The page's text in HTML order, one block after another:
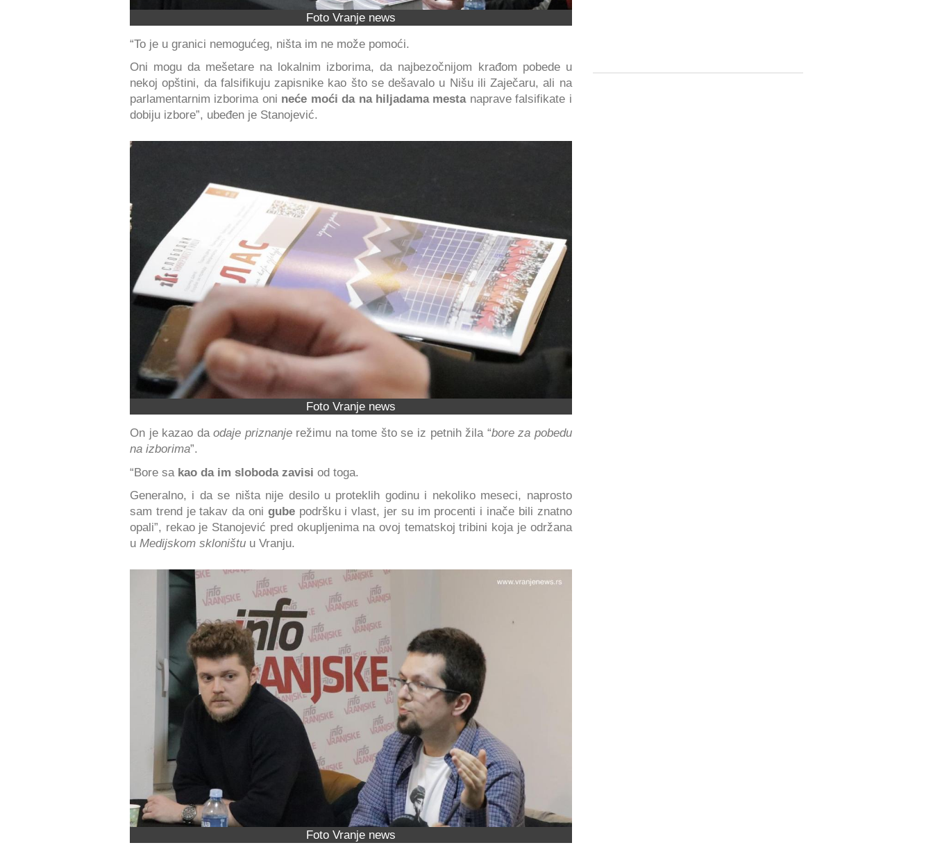
Foto Vranje news
“To je u granici nemogućeg, ništa im ne može pomoći.
Oni mogu da mešetare na lokalnim izborima, da najbezočnijom krađom pobede u
nekoj opštini, da falsifikuju zapisnike kao što se dešavalo u Nišu ili Zaječaru, ali na
parlamentarnim izborima oni neće moći da na hiljadama mestanaprave falsifikate i
dobiju izbore”, ubeđen je Stanojević.
Foto Vranje news
On je kazao daodaje priznanjerežimu na tome što se iz petnih žila “bore za pobedu
na izborima”.
“Bore sa kao da im sloboda zavisi od toga.
Generalno, i da se ništa nije desilo u proteklih godinu i nekoliko meseci, naprosto
sam trend je takav da oni gubepodršku i vlast, jer su im procenti i inače bili znatno
opali”, rekao je Stanojević pred okupljenima na ovoj tematskoj tribini koja je održana
u Medijskom skloništu u Vranju.
Foto Vranje news